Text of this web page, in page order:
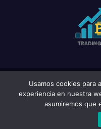
Funciona gracias a
Privacy
Usamos cookies para
experiencia en nuestra
asumiremos que